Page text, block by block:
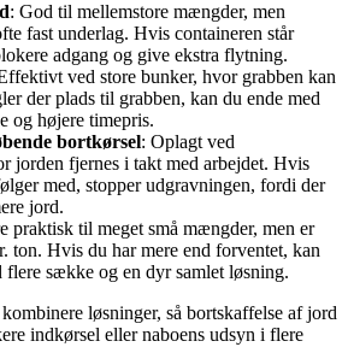
: God til mellemstore mængder, men
fast underlag. Hvis containeren står
adgang og give ekstra flytning.
ved store bunker, hvor grabben kan
der plads til grabben, kan du ende med
og højere timepris.
bortkørsel: Oplagt ved
jorden fjernes i takt med arbejdet. Hvis
med, stopper udgravningen, fordi der
jord.
praktisk til meget små mængder, men er
ton. Hvis du har mere end forventet, kan
flere sække og en dyr samlet løsning.
løsninger, så bortskaffelse af jord
indkørsel eller naboens udsyn i flere